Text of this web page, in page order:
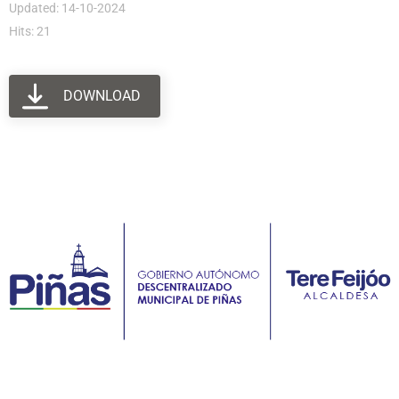
Updated: 14-10-2024
Hits: 21
DOWNLOAD